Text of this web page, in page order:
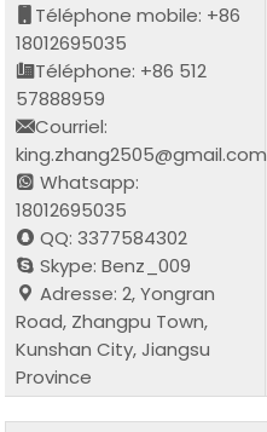
Téléphone mobile: +86
18012695035
Téléphone: +86 512
57888959
Courriel:
king.zhang2505@gmail.com
Whatsapp:
18012695035
QQ: 3377584302
Skype: Benz_009
Adresse: 2, Yongran
Road, Zhangpu Town,
Kunshan City, Jiangsu
Province